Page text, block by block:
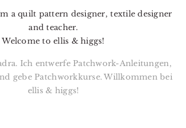
a quilt pattern designer, textile designer
and teacher.
Welcome to ellis & higgs!
Ich entwerfe Patchwork-Anleitungen,
gebe Patchworkkurse. Willkommen bei
ellis & higgs!